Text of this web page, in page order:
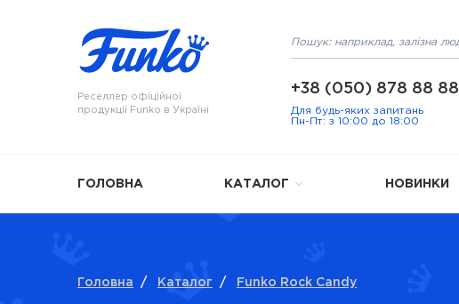
Реселлер офіційної
продукції Funko в Україні
+38 (050) 878 88 88
Для будь-яких запитань
Пн-Пт: з 10:00 до 18:00
ГОЛОВНА КАТАЛОГ НОВИНКИ
Головна / Каталог / Funko Rock Candy